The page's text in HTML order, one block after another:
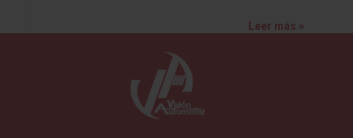
Leer más »